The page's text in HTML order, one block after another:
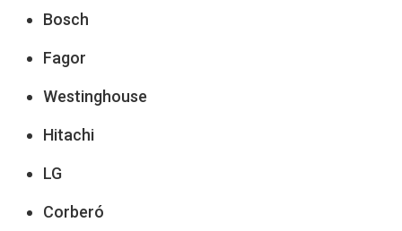
Bosch
Fagor
Westinghouse
Hitachi
LG
Corberó